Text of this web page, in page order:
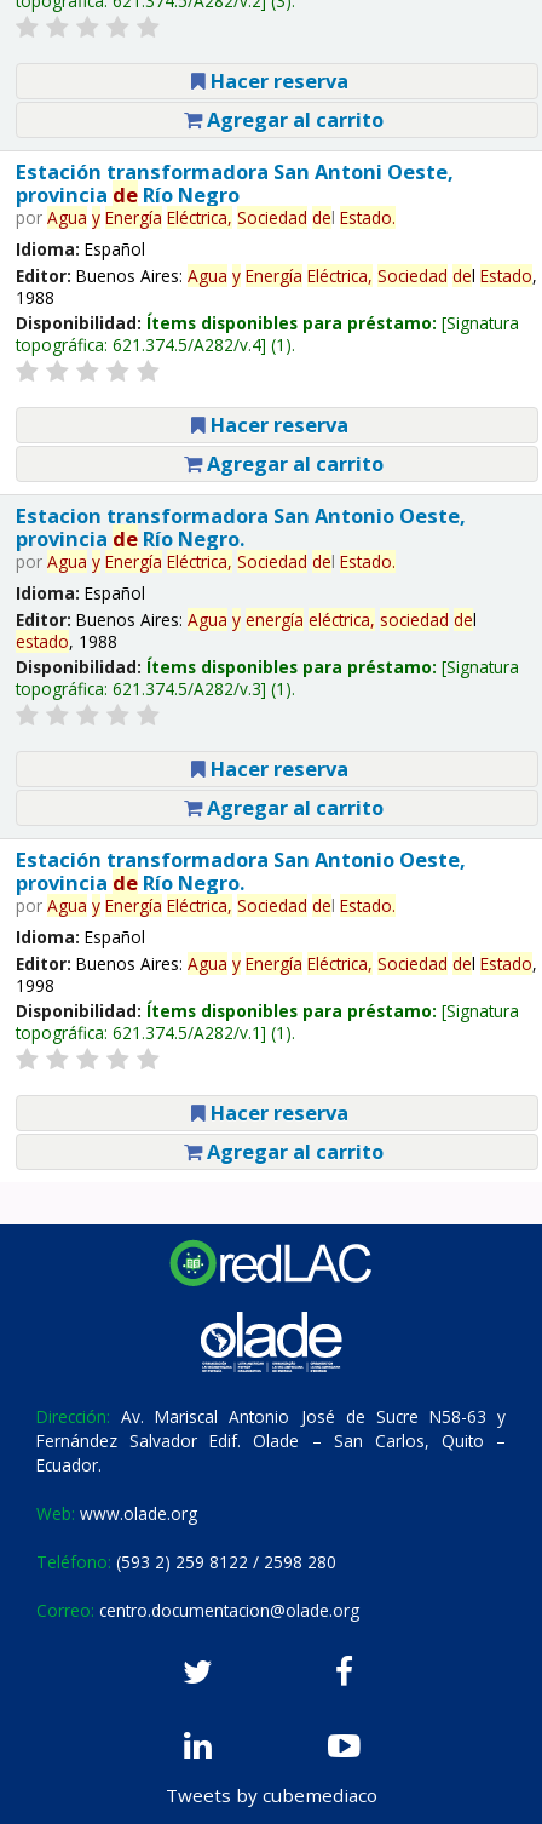
Hacer reserva
Agregar al carrito
Estación transformadora San Antoni Oeste,
provincia deRío Negro
por Agua y Energía Eléctrica, Sociedad del Estado.
Idioma: Español
Editor: Buenos Aires: Agua y Energía Eléctrica, Sociedad del Estado,
1988
Disponibilidad: Ítems disponibles para préstamo: Signatura
topográfica: 621.374.5/A282/v.4 (1).
Hacer reserva
Agregar al carrito
Estacion transformadora San Antonio Oeste,
provincia deRío Negro.
por Agua y Energía Eléctrica, Sociedad del Estado.
Idioma: Español
Editor: Buenos Aires: Agua y energía eléctrica, sociedad del
estado, 1988
Disponibilidad: Ítems disponibles para préstamo: Signatura
topográfica: 621.374.5/A282/v.3 (1).
Hacer reserva
Agregar al carrito
Estación transformadora San Antonio Oeste,
provincia deRío Negro.
por Agua y Energía Eléctrica, Sociedad del Estado.
Idioma: Español
Editor: Buenos Aires: Agua y Energía Eléctrica, Sociedad del Estado,
1998
Disponibilidad: Ítems disponibles para préstamo: Signatura
topográfica: 621.374.5/A282/v.1 (1).
Hacer reserva
Agregar al carrito
Dirección: Av. Mariscal Antonio José de Sucre N58-63 y
Fernández Salvador Edif. Olade – San Carlos, Quito –
Ecuador.
Web: www.olade.org
Teléfono: (593 2) 259 8122 / 2598 280
Correo: centro.documentacion@olade.org
Tweets by cubemediaco